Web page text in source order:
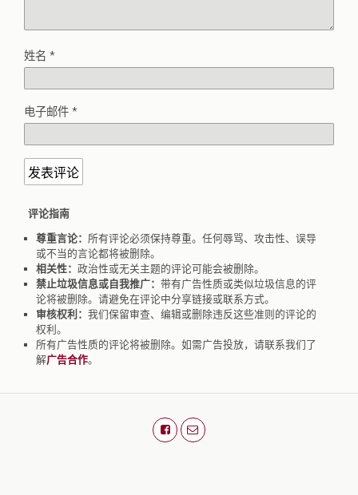
姓名 *
电子邮件 *
评论指南
尊重言论： 所有评论必须保持尊重。任何辱骂、攻击性、误导
或不当的言论都将被删除。
相关性： 政治性或无关主题的评论可能会被删除。
禁止垃圾信息或自我推广： 带有广告性质或类似垃圾信息的评
论将被删除。请避免在评论中分享链接或联系方式。
审核权利： 我们保留审查、编辑或删除违反这些准则的评论的
权利。
所有广告性质的评论将被删除。如需广告投放，请联系我们了
解广告合作。